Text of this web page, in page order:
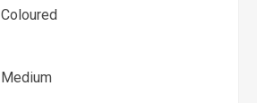
Coloured
Medium